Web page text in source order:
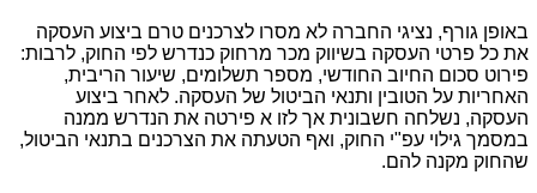
באופן גורף, נציגי החברה לא מסרו לצרכנים טרם ביצוע העסקה
את כל פרטי העסקה בשיווק מכר מרחוק כנדרש לפי החוק, לרבות:
פירוט סכום החיוב החודשי, מספר תשלומים, שיעור הריבית,
האחריות על הטובין ותנאי הביטול של העסקה. לאחר ביצוע
העסקה, נשלחה חשבונית אך לזו א פירטה את הנדרש ממנה
במסמך גילוי עפ"י החוק, ואף הטעתה את הצרכנים בתנאי הביטול,
שהחוק מקנה להם.